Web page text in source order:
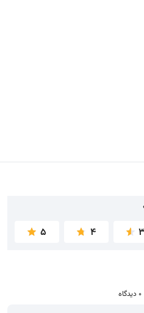
3
4
5
0 دیدگاه